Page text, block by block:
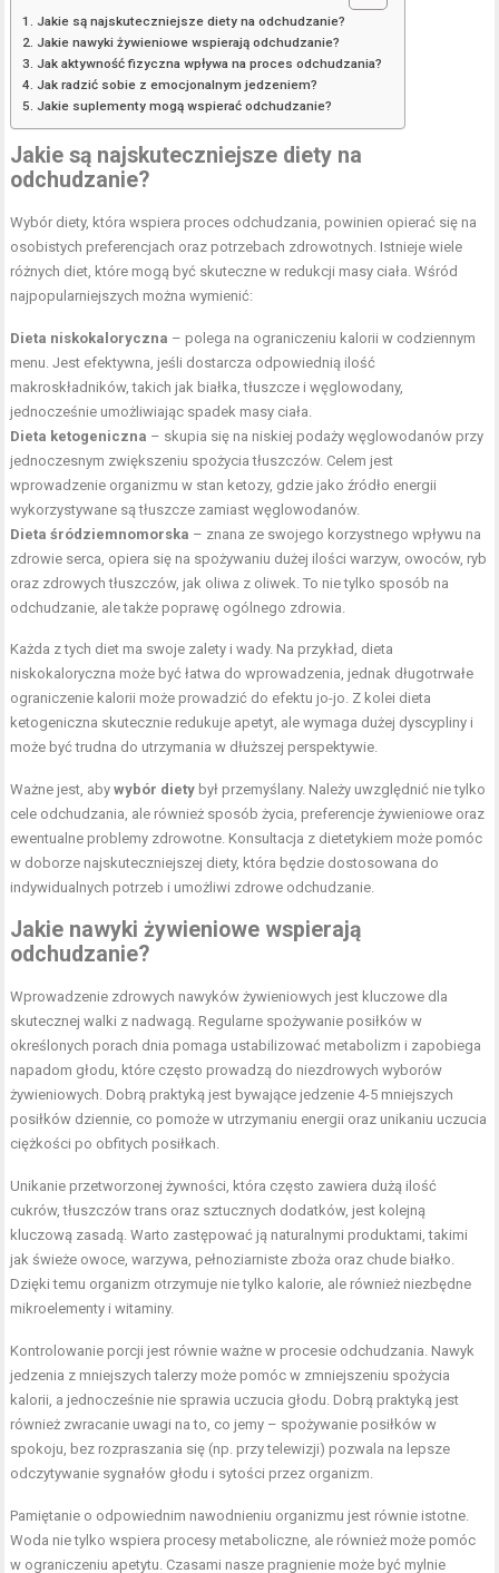
Jakie są najskuteczniejsze diety na odchudzanie?
Jakie nawyki żywieniowe wspierają odchudzanie?
Jak aktywność fizyczna wpływa na proces odchudzania?
Jak radzić sobie z emocjonalnym jedzeniem?
Jakie suplementy mogą wspierać odchudzanie?
Jakie są najskuteczniejsze diety na
odchudzanie?
Wybór diety, która wspiera proces odchudzania, powinien opierać się na
osobistych preferencjach oraz potrzebach zdrowotnych. Istnieje wiele
różnych diet, które mogą być skuteczne w redukcji masy ciała. Wśród
najpopularniejszych można wymienić:
Dieta niskokaloryczna – polega na ograniczeniu kalorii w codziennym
menu. Jest efektywna, jeśli dostarcza odpowiednią ilość
makroskładników, takich jak białka, tłuszcze i węglowodany,
jednocześnie umożliwiając spadek masy ciała.
Dieta ketogeniczna – skupia się na niskiej podaży węglowodanów przy
jednoczesnym zwiększeniu spożycia tłuszczów. Celem jest
wprowadzenie organizmu w stan ketozy, gdzie jako źródło energii
wykorzystywane są tłuszcze zamiast węglowodanów.
Dieta śródziemnomorska – znana ze swojego korzystnego wpływu na
zdrowie serca, opiera się na spożywaniu dużej ilości warzyw, owoców, ryb
oraz zdrowych tłuszczów, jak oliwa z oliwek. To nie tylko sposób na
odchudzanie, ale także poprawę ogólnego zdrowia.
Każda z tych diet ma swoje zalety i wady. Na przykład, dieta
niskokaloryczna może być łatwa do wprowadzenia, jednak długotrwałe
ograniczenie kalorii może prowadzić do efektu jo-jo. Z kolei dieta
ketogeniczna skutecznie redukuje apetyt, ale wymaga dużej dyscypliny i
może być trudna do utrzymania w dłuższej perspektywie.
Ważne jest, abywybór diety był przemyślany. Należy uwzględnić nie tylko
cele odchudzania, ale również sposób życia, preferencje żywieniowe oraz
ewentualne problemy zdrowotne. Konsultacja z dietetykiem może pomóc
w doborze najskuteczniejszej diety, która będzie dostosowana do
indywidualnych potrzeb i umożliwi zdrowe odchudzanie.
Jakie nawyki żywieniowe wspierają
odchudzanie?
Wprowadzenie zdrowych nawyków żywieniowych jest kluczowe dla
skutecznej walki z nadwagą. Regularne spożywanie posiłków w
określonych porach dnia pomaga ustabilizować metabolizm i zapobiega
napadom głodu, które często prowadzą do niezdrowych wyborów
żywieniowych. Dobrą praktyką jest bywające jedzenie 4-5 mniejszych
posiłków dziennie, co pomoże w utrzymaniu energii oraz unikaniu uczucia
ciężkości po obfitych posiłkach.
Unikanie przetworzonej żywności, która często zawiera dużą ilość
cukrów, tłuszczów trans oraz sztucznych dodatków, jest kolejną
kluczową zasadą. Warto zastępować ją naturalnymi produktami, takimi
jak świeże owoce, warzywa, pełnoziarniste zboża oraz chude białko.
Dzięki temu organizm otrzymuje nie tylko kalorie, ale również niezbędne
mikroelementy i witaminy.
Kontrolowanie porcji jest równie ważne w procesie odchudzania. Nawyk
jedzenia z mniejszych talerzy może pomóc w zmniejszeniu spożycia
kalorii, a jednocześnie nie sprawia uczucia głodu. Dobrą praktyką jest
również zwracanie uwagi na to, co jemy – spożywanie posiłków w
spokoju, bez rozpraszania się (np. przy telewizji) pozwala na lepsze
odczytywanie sygnałów głodu i sytości przez organizm.
Pamiętanie o odpowiednim nawodnieniu organizmu jest równie istotne.
Woda nie tylko wspiera procesy metaboliczne, ale również może pomóc
w ograniczeniu apetytu. Czasami nasze pragnienie może być mylnie